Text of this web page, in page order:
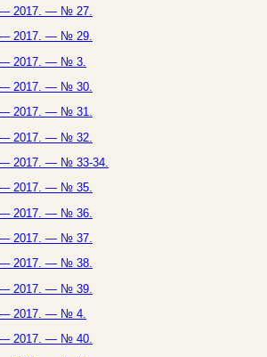
— 2017. — № 27.
— 2017. — № 29.
— 2017. — № 3.
— 2017. — № 30.
— 2017. — № 31.
— 2017. — № 32.
— 2017. — № 33-34.
— 2017. — № 35.
— 2017. — № 36.
— 2017. — № 37.
— 2017. — № 38.
— 2017. — № 39.
— 2017. — № 4.
— 2017. — № 40.